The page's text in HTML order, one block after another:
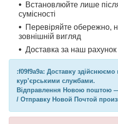
Встановлюйте лише
сумісності
Перевіряйте обережно,
зовнішній вигляд
Доставка за наш рахунок
:f09f9a9a: Доставку
кур’єрськими службами.
Відправлення Новою поштою
/ Отправку Новой Почтой